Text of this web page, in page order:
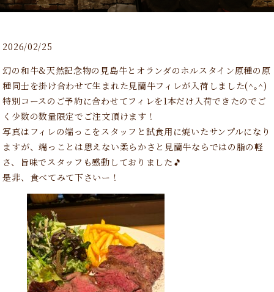
2026/02/25
幻の和牛&天然記念物の見島牛とオランダのホルスタイン原種の原
種同士を掛け合わせて生まれた見蘭牛フィレが入荷しました(^｡^)
特別コースのご予約に合わせてフィレを1本だけ入荷できたのでご
く少数の数量限定でご注文頂けます！
写真はフィレの端っこをスタッフと試食用に焼いたサンプルになり
ますが、端っことは思えない柔らかさと見蘭牛ならではの脂の軽
さ、旨味でスタッフも感動しておりました🎵
是非、食べてみて下さいー！